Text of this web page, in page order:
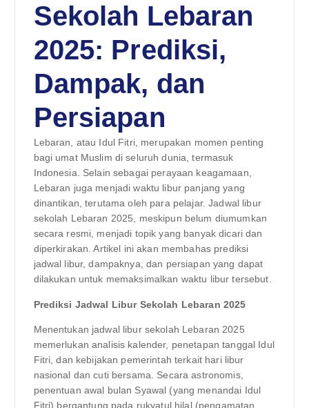
Sekolah Lebaran
2025: Prediksi,
Dampak, dan
Persiapan
Lebaran, atau Idul Fitri, merupakan momen penting
bagi umat Muslim di seluruh dunia, termasuk
Indonesia. Selain sebagai perayaan keagamaan,
Lebaran juga menjadi waktu libur panjang yang
dinantikan, terutama oleh para pelajar. Jadwal libur
sekolah Lebaran 2025, meskipun belum diumumkan
secara resmi, menjadi topik yang banyak dicari dan
diperkirakan. Artikel ini akan membahas prediksi
jadwal libur, dampaknya, dan persiapan yang dapat
dilakukan untuk memaksimalkan waktu libur tersebut.
Prediksi Jadwal Libur Sekolah Lebaran 2025
Menentukan jadwal libur sekolah Lebaran 2025
memerlukan analisis kalender, penetapan tanggal Idul
Fitri, dan kebijakan pemerintah terkait hari libur
nasional dan cuti bersama. Secara astronomis,
penentuan awal bulan Syawal (yang menandai Idul
Fitri) bergantung pada rukyatul hilal (pengamatan